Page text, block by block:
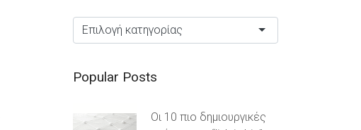
Επιλογή κατηγορίας
Popular Posts
Οι 10 πιο δημιουργικές